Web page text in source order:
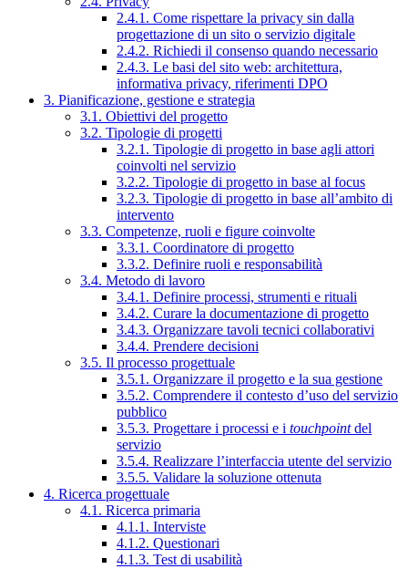
2.4.1. Come rispettare la privacy sin dalla
progettazione di un sito o servizio digitale
2.4.2. Richiedi il consenso quando necessario
2.4.3. Le basi del sito web: architettura,
informativa privacy, riferimenti DPO
3. Pianificazione, gestione e strategia
3.1. Obiettivi del progetto
3.2. Tipologie di progetti
3.2.1. Tipologie di progetto in base agli attori
coinvolti nel servizio
3.2.2. Tipologie di progetto in base al focus
3.2.3. Tipologie di progetto in base all’ambito di
intervento
3.3. Competenze, ruoli e figure coinvolte
3.3.1. Coordinatore di progetto
3.3.2. Definire ruoli e responsabilità
3.4. Metodo di lavoro
3.4.1. Definire processi, strumenti e rituali
3.4.2. Curare la documentazione di progetto
3.4.3. Organizzare tavoli tecnici collaborativi
3.4.4. Prendere decisioni
3.5. Il processo progettuale
3.5.1. Organizzare il progetto e la sua gestione
3.5.2. Comprendere il contesto d’uso del servizio
pubblico
3.5.3. Progettare i processi e i touchpointdel
servizio
3.5.4. Realizzare l’interfaccia utente del servizio
3.5.5. Validare la soluzione ottenuta
4. Ricerca progettuale
4.1. Ricerca primaria
4.1.1. Interviste
4.1.2. Questionari
4.1.3. Test di usabilità